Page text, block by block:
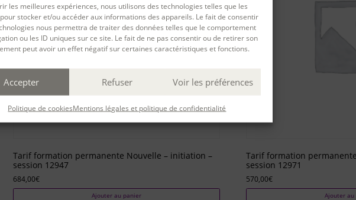
les meilleures expériences, nous utilisons des technologies telles que les
stocker et/ou accéder aux informations des appareils. Le fait de consentir
nous permettra de traiter des données telles que le comportement
ou les ID uniques sur ce site. Le fait de ne pas consentir ou de retirer son
peut avoir un effet négatif sur certaines caractéristiques et fonctions.
Accepter Refuser Voir les préférences
Politique de cookiesMentions légales et politique de confidentialité
Tarif formation permanente Nouvelle – initiation –
session 12947
684,00€
Ajouter au panier
Tarif formation
session 12971
570,00€
Ajouter au